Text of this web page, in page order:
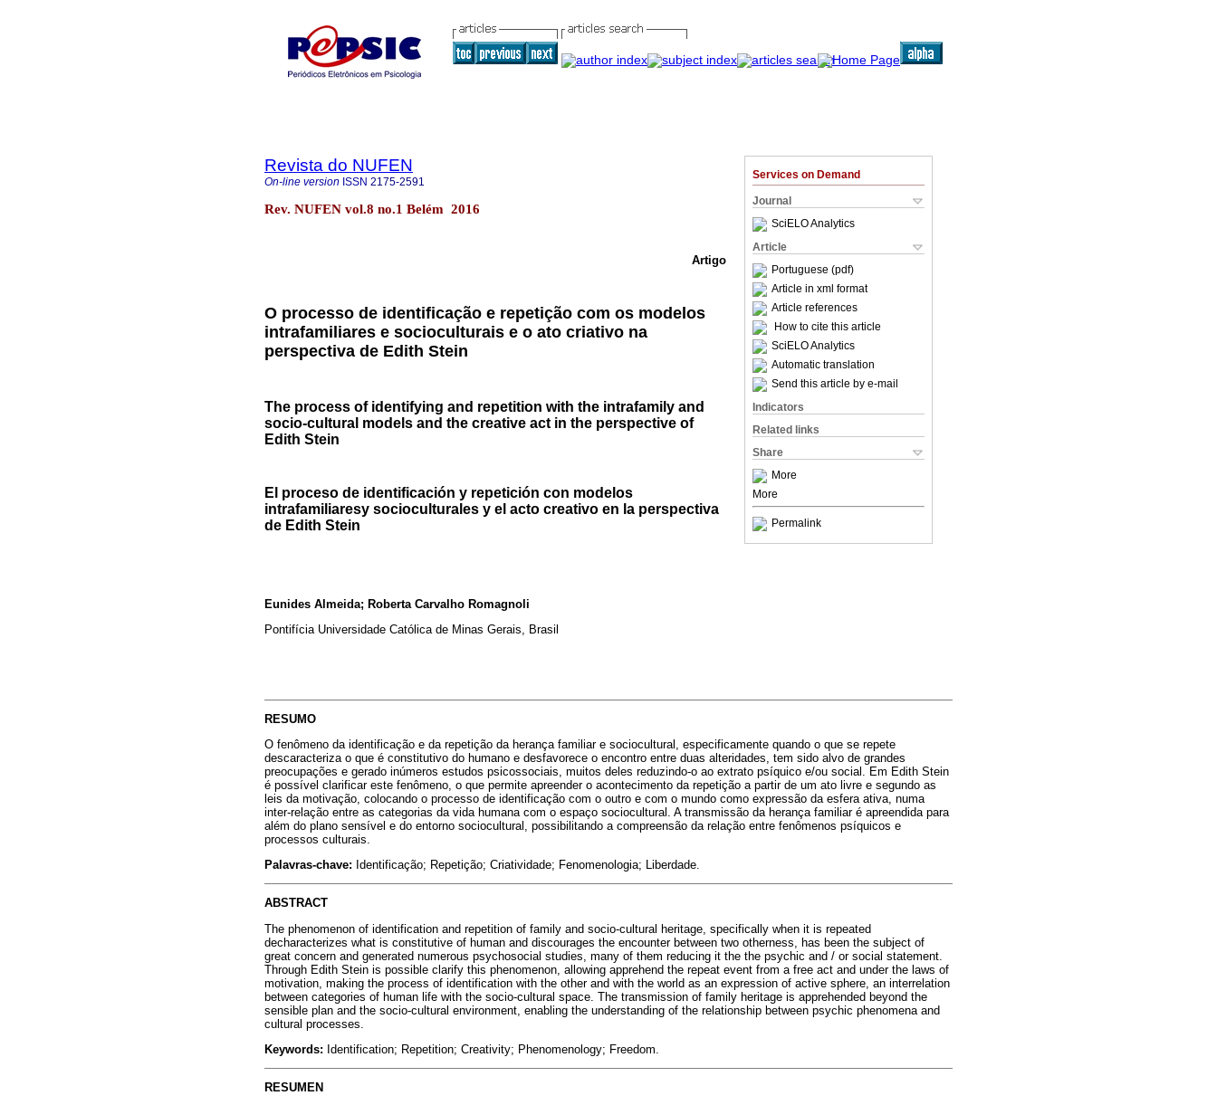
Services on Demand
Journal
SciELO Analytics
Article
Portuguese (pdf)
Article in xml format
Article references
How to cite this article
SciELO Analytics
Automatic translation
Send this article by e-mail
Indicators
Related links
Share
More
More
Permalink
Revista do NUFEN
On-line version ISSN 2175-2591
Rev. NUFEN vol.8 no.1 Belém 2016
Artigo
O processo de identificação e repetição com os modelos
intrafamiliares e socioculturais e o ato criativo na
perspectiva de Edith Stein
The process of identifying and repetition with the intrafamily and
socio-cultural models and the creative act in the perspective of
Edith Stein
El proceso de identificación y repetición con modelos
intrafamiliaresy socioculturales y el acto creativo en la perspectiva
de Edith Stein
Eunides Almeida; Roberta Carvalho Romagnoli
Pontifícia Universidade Católica de Minas Gerais, Brasil
RESUMO
O fenômeno da identificação e da repetição da herança familiar e sociocultural, especificamente quando o que se repete
descaracteriza o que é constitutivo do humano e desfavorece o encontro entre duas alteridades, tem sido alvo de grandes
preocupações e gerado inúmeros estudos psicossociais, muitos deles reduzindo-o ao extrato psíquico e/ou social. Em Edith Stein
é possível clarificar este fenômeno, o que permite apreender o acontecimento da repetição a partir de um ato livre e segundo as
leis da motivação, colocando o processo de identificação com o outro e com o mundo como expressão da esfera ativa, numa
inter-relação entre as categorias da vida humana com o espaço sociocultural. A transmissão da herança familiar é apreendida para
além do plano sensível e do entorno sociocultural, possibilitando a compreensão da relação entre fenômenos psíquicos e
processos culturais.
Palavras-chave: Identificação; Repetição; Criatividade; Fenomenologia; Liberdade.
ABSTRACT
The phenomenon of identification and repetition of family and socio-cultural heritage, specifically when it is repeated
decharacterizes what is constitutive of human and discourages the encounter between two otherness, has been the subject of
great concern and generated numerous psychosocial studies, many of them reducing it the the psychic and / or social statement.
Through Edith Stein is possible clarify this phenomenon, allowing apprehend the repeat event from a free act and under the laws of
motivation, making the process of identification with the other and with the world as an expression of active sphere, an interrelation
between categories of human life with the socio-cultural space. The transmission of family heritage is apprehended beyond the
sensible plan and the socio-cultural environment, enabling the understanding of the relationship between psychic phenomena and
cultural processes.
Keywords: Identification; Repetition; Creativity; Phenomenology; Freedom.
RESUMEN